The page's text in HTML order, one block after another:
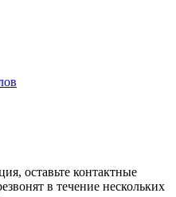
оставьте контактные
в течение нескольких